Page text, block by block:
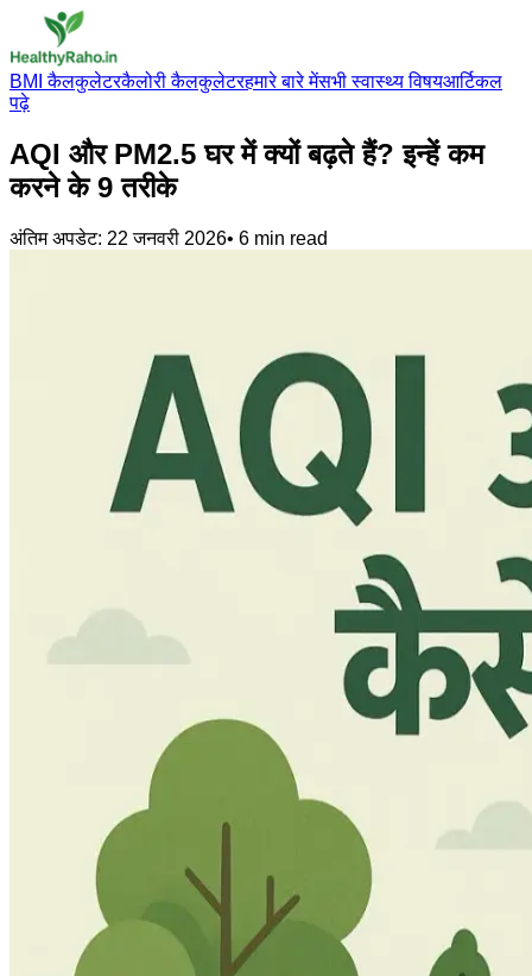
BMI कैलकुलेटरकैलोरी कैलकुलेटरहमारे बारे मेंसभी स्वास्थ्य विषयआर्टिकल
पढ़े
AQI और PM2.5 घर में क्यों बढ़ते हैं? इन्हें कम
करने के 9 तरीके
अंतिम अपडेट: 22 जनवरी 2026• 6 min read